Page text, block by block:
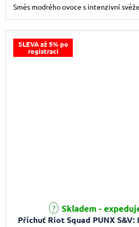
Směs modrého ovoce s intenzivní
SLEVA až 5% po
registraci
Příchuť Riot Squad PUNX
Průměrné hodnocení produktu je 5,0 z
Skladem -